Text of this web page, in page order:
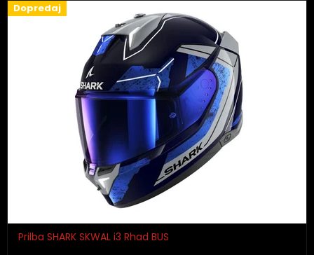
Dopredaj
Prilba SHARK SKWAL i3 Rhad BUS